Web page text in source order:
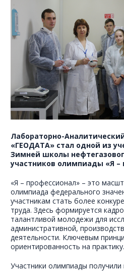
Лабораторно-
«ГЕОДАТА» стал одной из
Зимней школы
участников олимпиады «Я –
«Я – профессионал» – это
олимпиада федерального
участникам стать более
труда. Здесь формируется
талантливой молодежи для
административной,
деятельности. Ключевым
ориентированность на практику.
Участники олимпиады